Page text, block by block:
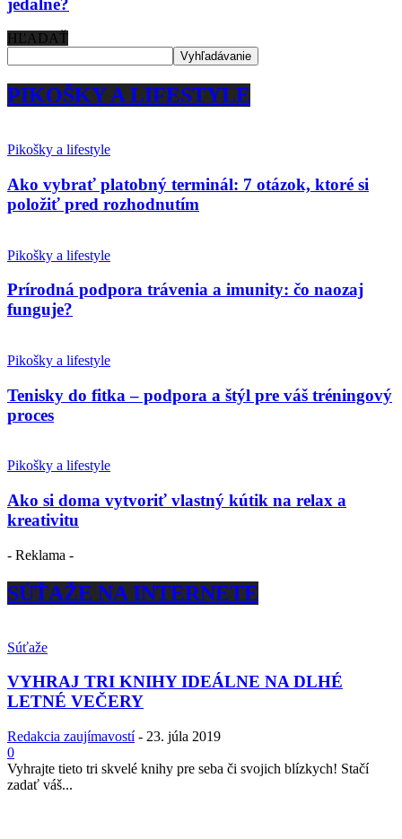
HĽADAŤ
PIKOŠKY A LIFESTYLE
Pikošky a lifestyle
Ako vybrať platobný terminál: 7 otázok, ktoré si
položiť pred rozhodnutím
Pikošky a lifestyle
Prírodná podpora trávenia a imunity: čo naozaj
funguje?
Pikošky a lifestyle
Tenisky do fitka – podpora a štýl pre váš tréningový
proces
Pikošky a lifestyle
Ako si doma vytvoriť vlastný kútik na relax a
kreativitu
- Reklama -
SÚŤAŽE NA INTERNETE
Súťaže
VYHRAJ TRI KNIHY IDEÁLNE NA DLHÉ
LETNÉ VEČERY
Redakcia zaujímavostí - 23. júla 2019
0
Vyhrajte tieto tri skvelé knihy pre seba či svojich blízkych! Stačí
zadať váš...